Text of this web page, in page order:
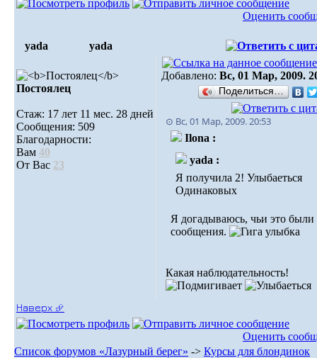
Оценить
yada yada
Постоялец
Стаж: 17 лет 11 мес. 28 дней
Сообщения: 509
Благодарности:
Вам 40
От Вас 23
Добавлено: Вс, 01 Мар, 2009.
Поделиться…
⊙ Вс, 01 Мар, 2009. 20:53
Ilona :
yada :
Я получила 2! Улыбаеться
Одинаковых
Я догадываюсь, чьи это были
сообщения.
Какая наблюдательность!
Наверх ⮵
Оценить
Список форумов «Лазурный берег» -> Курсы для блондинок